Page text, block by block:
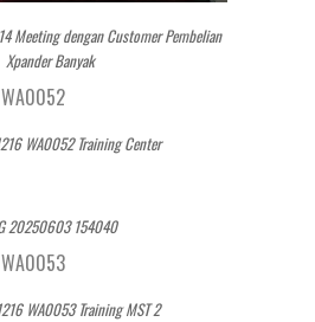
Meeting dengan Customer Pembelian
Xpander Banyak
WA0052 Training Center
20250603 154040
WA0053 Training MST 2